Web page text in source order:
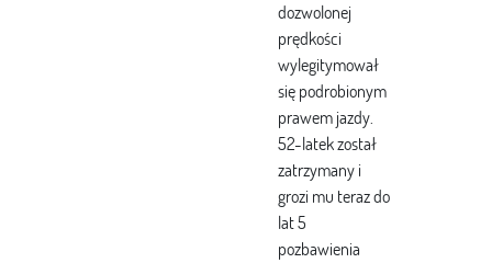
dozwolonej
prędkości
wylegitymował
się podrobionym
prawem jazdy.
52-latek został
zatrzymany i
grozi mu teraz do
lat 5
pozbawienia